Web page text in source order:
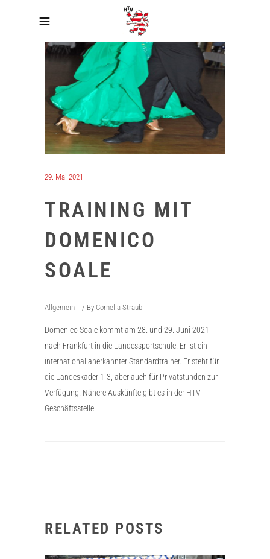
29. Mai 2021
TRAINING MIT
DOMENICO
SOALE
Allgemein By Cornelia Straub
Domenico Soale kommt am 28. und 29. Juni 2021
nach Frankfurt in die Landessportschule. Er ist ein
international anerkannter Standardtrainer. Er steht für
die Landeskader 1-3, aber auch für Privatstunden zur
Verfügung. Nähere Auskünfte gibt es in der HTV-
Geschäftsstelle.
RELATED POSTS